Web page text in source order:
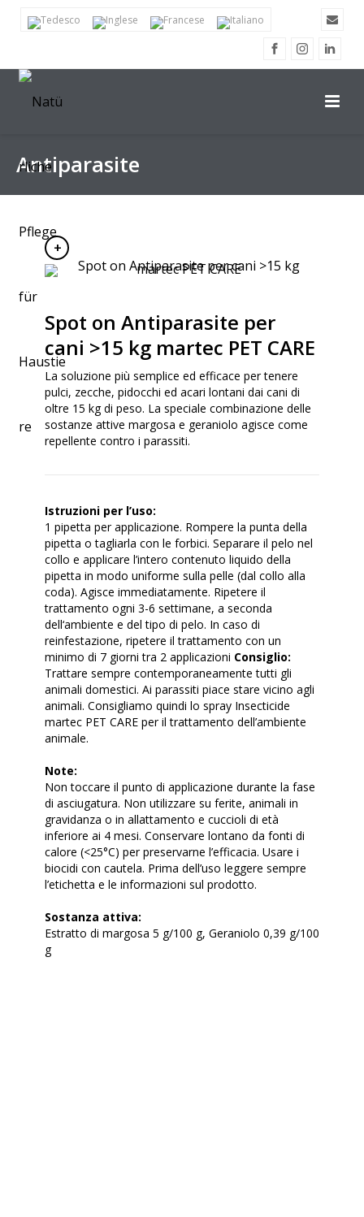
Antiparasite
Spot on Antiparasite per
cani >15 kg martec PET CARE
La soluzione più semplice ed efficace per tenere
pulci, zecche, pidocchi ed acari lontani dai cani di
oltre 15 kg di peso. La speciale combinazione delle
sostanze attive margosa e geraniolo agisce come
repellente contro i parassiti.
Istruzioni per l’uso:
1 pipetta per applicazione. Rompere la punta della
pipetta o tagliarla con le forbici. Separare il pelo nel
collo e applicare l’intero contenuto liquido della
pipetta in modo uniforme sulla pelle (dal collo alla
coda). Agisce immediatamente. Ripetere il
trattamento ogni 3-6 settimane, a seconda
dell‘ambiente e del tipo di pelo. In caso di
reinfestazione, ripetere il trattamento con un
minimo di 7 giorni tra 2 applicazioni Consiglio:
Trattare sempre contemporaneamente tutti gli
animali domestici. Ai parassiti piace stare vicino agli
animali. Consigliamo quindi lo spray Insecticide
martec PET CARE per il trattamento dell’ambiente
animale.
Note:
Non toccare il punto di applicazione durante la fase
di asciugatura. Non utilizzare su ferite, animali in
gravidanza o in allattamento e cuccioli di età
inferiore ai 4 mesi. Conservare lontano da fonti di
calore (<25°C) per preservarne l’efficacia. Usare i
biocidi con cautela. Prima dell’uso leggere sempre
l’etichetta e le informazioni sul prodotto.
Sostanza attiva:
Estratto di margosa 5 g/100 g, Geraniolo 0,39 g/100
g